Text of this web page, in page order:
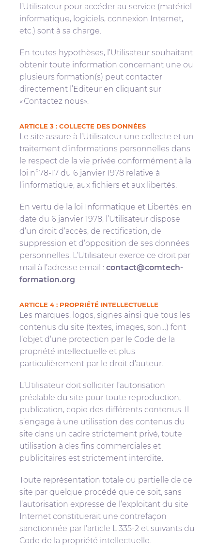
l’Utilisateur pour accéder au service (matériel
informatique, logiciels, connexion Internet,
etc.) sont à sa charge.
En toutes hypothèses, l’Utilisateur souhaitant
obtenir toute information concernant une ou
plusieurs formation(s) peut contacter
directement l’Editeur en cliquant sur
« Contactez nous».
ARTICLE 3 : COLLECTE DES DONNÉES
Le site assure à l’Utilisateur une collecte et un
traitement d’informations personnelles dans
le respect de la vie privée conformément à la
loi n°78-17 du 6 janvier 1978 relative à
l’informatique, aux fichiers et aux libertés.
En vertu de la loi Informatique et Libertés, en
date du 6 janvier 1978, l’Utilisateur dispose
d’un droit d’accès, de rectification, de
suppression et d’opposition de ses données
personnelles. L’Utilisateur exerce ce droit par
mail à l’adresse email : contact@comtech-
formation.org
ARTICLE 4 : PROPRIÉTÉ INTELLECTUELLE
Les marques, logos, signes ainsi que tous les
contenus du site (textes, images, son…) font
l’objet d’une protection par le Code de la
propriété intellectuelle et plus
particulièrement par le droit d’auteur.
L’Utilisateur doit solliciter l’autorisation
préalable du site pour toute reproduction,
publication, copie des différents contenus. Il
s’engage à une utilisation des contenus du
site dans un cadre strictement privé, toute
utilisation à des fins commerciales et
publicitaires est strictement interdite.
Toute représentation totale ou partielle de ce
site par quelque procédé que ce soit, sans
l’autorisation expresse de l’exploitant du site
Internet constituerait une contrefaçon
sanctionnée par l’article L 335-2 et suivants du
Code de la propriété intellectuelle.